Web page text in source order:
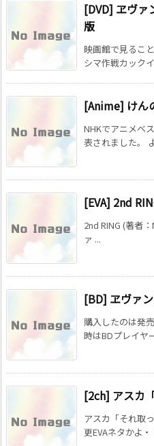
[DVD] ヱヴァ
版
映画館で見るこ
シマ作戦カック
[Anime] けん
NHKでアニメベ
表されました。
[EVA] 2nd
2nd RING (著者：
ァ ...
[BD] ヱヴァ
購入したのは発
時はBDプレイヤ
[2ch] アスカ
アスカ「それ取
更EVAネタかよ